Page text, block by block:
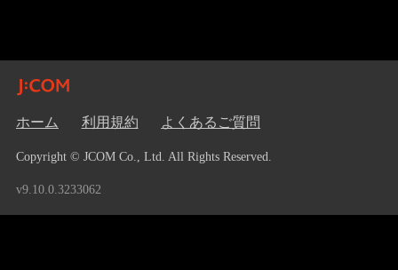
ホーム 利用規約 よくあるご質問
Copyright © JCOM Co., Ltd. All Rights Reserved.
v9.10.0.3233062